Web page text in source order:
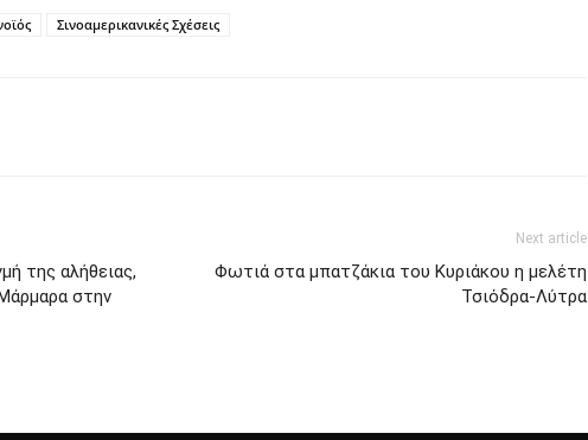
Σινοαμερικανικές Σχέσεις
της αλήθειας,
στην
Next article
Φωτιά στα μπατζάκια του Κυριάκου η μελέτη
Τσιόδρα-Λύτρα